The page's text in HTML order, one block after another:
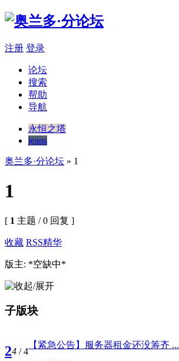
注册 登录
论坛
搜索
帮助
导航
永恒之塔
jeans
奥兰多·分论坛 » 1
1
[ 1 主题 / 0 回复 ]
收藏 RSS精华
版主: *空缺中*
子版块
24 / 4
【紧急公告】服务器租金还没筹齐 ...